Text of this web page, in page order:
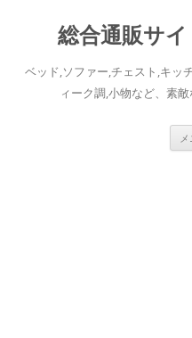
総合通販サイ
ベッド,ソファー,チェスト,キッ
ィーク調,小物など、素